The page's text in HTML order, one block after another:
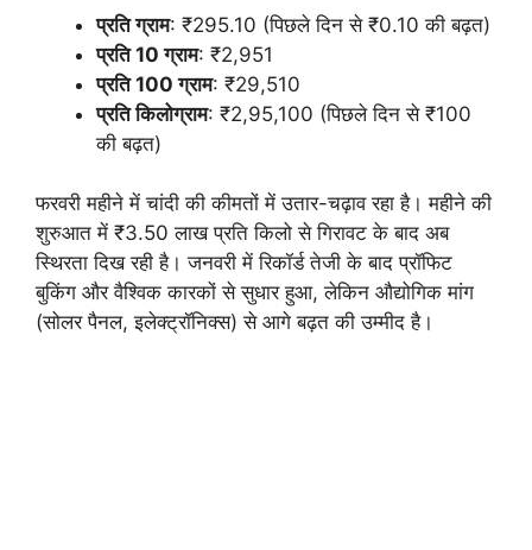
प्रति ग्राम: ₹295.10 (पिछले दिन से ₹0.10 की बढ़त)
प्रति 10 ग्राम: ₹2,951
प्रति 100 ग्राम: ₹29,510
प्रति किलोग्राम: ₹2,95,100 (पिछले दिन से ₹100
की बढ़त)
फरवरी महीने में चांदी की कीमतों में उतार-चढ़ाव रहा है। महीने की
शुरुआत में ₹3.50 लाख प्रति किलो से गिरावट के बाद अब
स्थिरता दिख रही है। जनवरी में रिकॉर्ड तेजी के बाद प्रॉफिट
बुकिंग और वैश्विक कारकों से सुधार हुआ, लेकिन औद्योगिक मांग
(सोलर पैनल, इलेक्ट्रॉनिक्स) से आगे बढ़त की उम्मीद है।